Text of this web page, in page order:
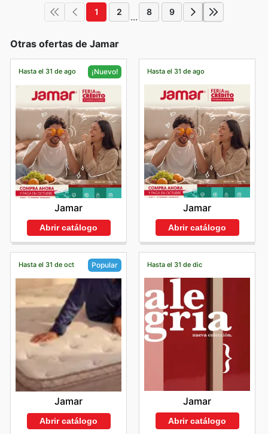
1 2 ... 8 9
Otras ofertas de Jamar
Hasta el 31 de ago ¡Nuevo!
Jamar
Abrir catálogo
Hasta el 31 de ago
Jamar
Abrir catálogo
Hasta el 31 de oct Popular
Jamar
Abrir catálogo
Hasta el 31 de dic
Jamar
Abrir catálogo